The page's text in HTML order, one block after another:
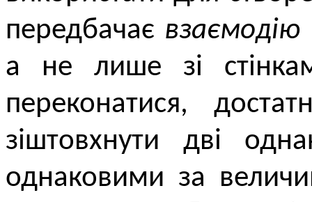
передбачає взаємодію
а не лише зі
переконатися,
зіштовхнути дві
однаковими за